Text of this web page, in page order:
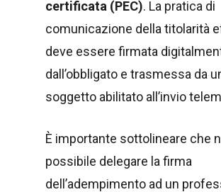
certificata (PEC). La pratica di
comunicazione della titolarità
deve essere firmata
dall’obbligato e trasmessa da
soggetto abilitato all’invio
È importante sottolineare che
possibile delegare la firma
dell’adempimento ad un